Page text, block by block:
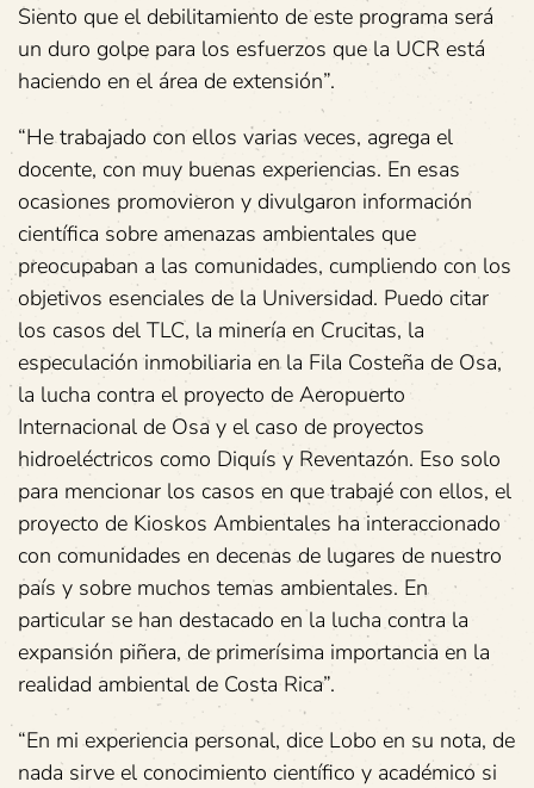
Siento que el debilitamiento de este programa será
un duro golpe para los esfuerzos que la UCR está
haciendo en el área de extensión”.
“He trabajado con ellos varias veces, agrega el
docente, con muy buenas experiencias. En esas
ocasiones promovieron y divulgaron información
científica sobre amenazas ambientales que
preocupaban a las comunidades, cumpliendo con los
objetivos esenciales de la Universidad. Puedo citar
los casos del TLC, la minería en Crucitas, la
especulación inmobiliaria en la Fila Costeña de Osa,
la lucha contra el proyecto de Aeropuerto
Internacional de Osa y el caso de proyectos
hidroeléctricos como Diquís y Reventazón. Eso solo
para mencionar los casos en que trabajé con ellos, el
proyecto de Kioskos Ambientales ha interaccionado
con comunidades en decenas de lugares de nuestro
país y sobre muchos temas ambientales. En
particular se han destacado en la lucha contra la
expansión piñera, de primerísima importancia en la
realidad ambiental de Costa Rica”.
“En mi experiencia personal, dice Lobo en su nota, de
nada sirve el conocimiento científico y académico si